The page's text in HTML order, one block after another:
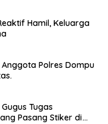
Hamil, Keluarga
Polres Dompu
Tugas
Pasang Stiker di